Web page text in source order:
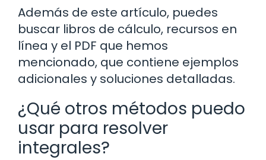
Además de este artículo, puedes
buscar libros de cálculo, recursos en
línea y el PDF que hemos
mencionado, que contiene ejemplos
adicionales y soluciones detalladas.
¿Qué otros métodos puedo
usar para resolver
integrales?